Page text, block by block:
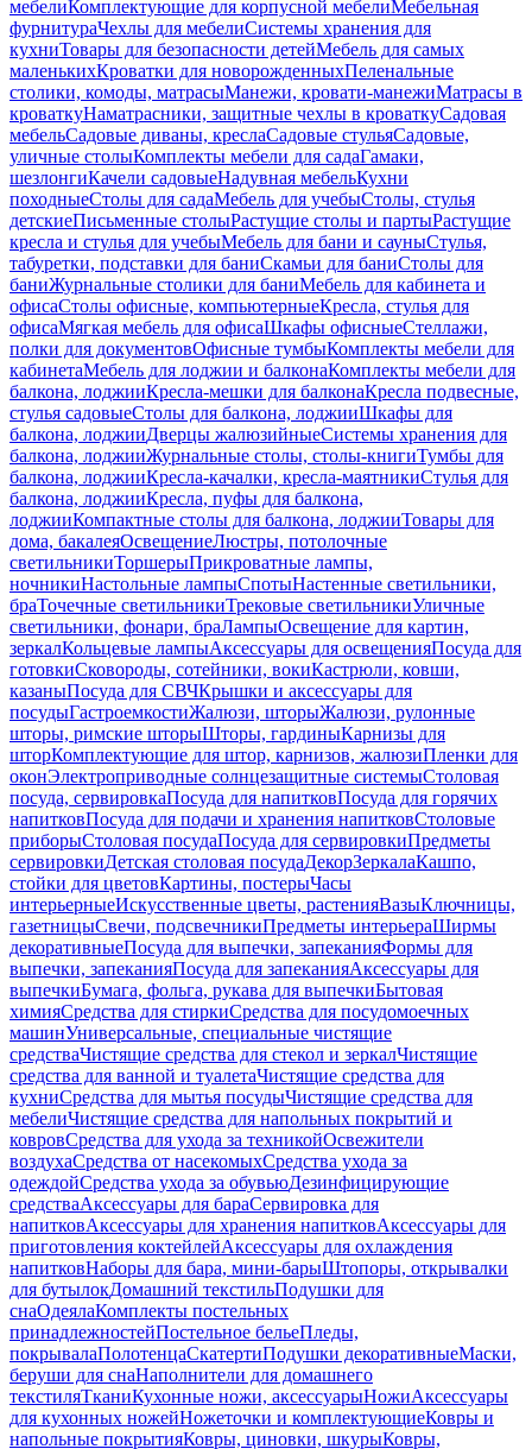
мебелиКомплектующие для корпусной мебелиМебельная
фурнитураЧехлы для мебелиСистемы хранения для
кухниТовары для безопасности детейМебель для самых
маленькихКроватки для новорожденныхПеленальные
столики, комоды, матрасыМанежи, кровати-манежиМатрасы в
кроваткуНаматрасники, защитные чехлы в кроваткуСадовая
мебельСадовые диваны, креслаСадовые стульяСадовые,
уличные столыКомплекты мебели для садаГамаки,
шезлонгиКачели садовыеНадувная мебельКухни
походныеСтолы для садаМебель для учебыСтолы, стулья
детскиеПисьменные столыРастущие столы и партыРастущие
кресла и стулья для учебыМебель для бани и сауныСтулья,
табуретки, подставки для баниСкамьи для баниСтолы для
баниЖурнальные столики для баниМебель для кабинета и
офисаСтолы офисные, компьютерныеКресла, стулья для
офисаМягкая мебель для офисаШкафы офисныеСтеллажи,
полки для документовОфисные тумбыКомплекты мебели для
кабинетаМебель для лоджии и балконаКомплекты мебели для
балкона, лоджииКресла-мешки для балконаКресла подвесные,
стулья садовыеСтолы для балкона, лоджииШкафы для
балкона, лоджииДверцы жалюзийныеСистемы хранения для
балкона, лоджииЖурнальные столы, столы-книгиТумбы для
балкона, лоджииКресла-качалки, кресла-маятникиСтулья для
балкона, лоджииКресла, пуфы для балкона,
лоджииКомпактные столы для балкона, лоджииТовары для
дома, бакалеяОсвещениеЛюстры, потолочные
светильникиТоршерыПрикроватные лампы,
ночникиНастольные лампыСпотыНастенные светильники,
браТочечные светильникиТрековые светильникиУличные
светильники, фонари, браЛампыОсвещение для картин,
зеркалКольцевые лампыАксессуары для освещенияПосуда для
готовкиСковороды, сотейники, вокиКастрюли, ковши,
казаныПосуда для СВЧКрышки и аксессуары для
посудыГастроемкостиЖалюзи, шторыЖалюзи, рулонные
шторы, римские шторыШторы, гардиныКарнизы для
шторКомплектующие для штор, карнизов, жалюзиПленки для
оконЭлектроприводные солнцезащитные системыСтоловая
посуда, сервировкаПосуда для напитковПосуда для горячих
напитковПосуда для подачи и хранения напитковСтоловые
приборыСтоловая посудаПосуда для сервировкиПредметы
сервировкиДетская столовая посудаДекорЗеркалаКашпо,
стойки для цветовКартины, постерыЧасы
интерьерныеИскусственные цветы, растенияВазыКлючницы,
газетницыСвечи, подсвечникиПредметы интерьераШирмы
декоративныеПосуда для выпечки, запеканияФормы для
выпечки, запеканияПосуда для запеканияАксессуары для
выпечкиБумага, фольга, рукава для выпечкиБытовая
химияСредства для стиркиСредства для посудомоечных
машинУниверсальные, специальные чистящие
средстваЧистящие средства для стекол и зеркалЧистящие
средства для ванной и туалетаЧистящие средства для
кухниСредства для мытья посудыЧистящие средства для
мебелиЧистящие средства для напольных покрытий и
ковровСредства для ухода за техникойОсвежители
воздухаСредства от насекомыхСредства ухода за
одеждойСредства ухода за обувьюДезинфицирующие
средстваАксессуары для бараСервировка для
напитковАксессуары для хранения напитковАксессуары для
приготовления коктейлейАксессуары для охлаждения
напитковНаборы для бара, мини-барыШтопоры, открывалки
для бутылокДомашний текстильПодушки для
снаОдеялаКомплекты постельных
принадлежностейПостельное бельеПледы,
покрывалаПолотенцаСкатертиПодушки декоративныеМаски,
беруши для снаНаполнители для домашнего
текстиляТканиКухонные ножи, аксессуарыНожиАксессуары
для кухонных ножейНожеточки и комплектующиеКовры и
напольные покрытияКовры, циновки, шкурыКовры,